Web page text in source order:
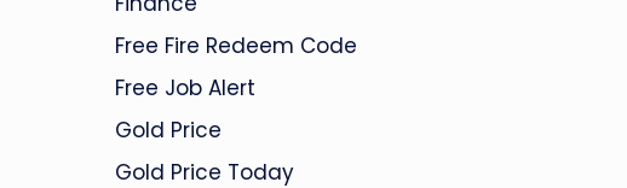
Free Fire Redeem Code
Free Job Alert
Gold Price
Gold Price Today